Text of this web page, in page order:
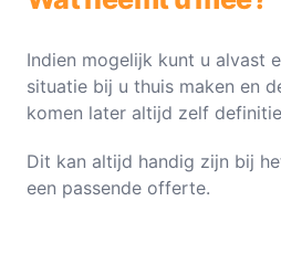
Indien mogelijk kunt u alvast
situatie bij u thuis maken en
komen later altijd zelf
Dit kan altijd handig zijn bij
een passende offerte.